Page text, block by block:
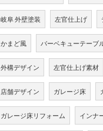
岐阜 外壁塗装 左官仕上げ
かまど風 バーベキューテーブ
外構デザイン 左官仕上げ素材
店舗デザイン ガレージ床
ガレージ床リフォーム インナ